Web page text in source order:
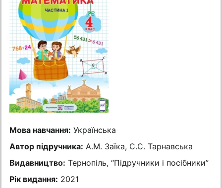
Мова навчання: Українська
Автор підручника: А.М. Заїка, С.С. Тарнавська
Видавництво: Тернопіль, “Підручники і посібники”
Рік видання: 2021